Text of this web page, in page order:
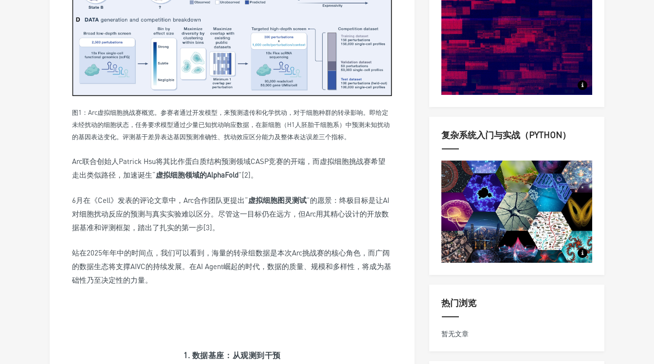
图1：Arc虚拟细胞挑战赛概览。参赛者通过开发模型，来预测遗传和化学扰动，对于细胞种群的转录影响。即给定
未经扰动的细胞状态，任务要求模型通过少量已知扰动响应数据，在新细胞（H1人胚胎干细胞系）中预测未知扰动
的基因表达变化。评测基于差异表达基因预测准确性、扰动效应区分能力及整体表达误差三个指标。
Arc联合创始人Patrick Hsu将其比作蛋白质结构预测领域CASP竞赛的开端，而虚拟细胞挑战赛希望
走出类似路径，加速诞生“虚拟细胞领域的AlphaFold”[2]。
6月在《Cell》发表的评论文章中，Arc合作团队更提出“虚拟细胞图灵测试”的愿景：终极目标是让AI
对细胞扰动反应的预测与真实实验难以区分。尽管这一目标仍在远方，但Arc用其精心设计的开放数
据基准和评测框架，踏出了扎实的第一步[3]。
站在2025年年中的时间点，我们可以看到，海量的转录组数据是本次Arc挑战赛的核心角色，而广阔
的数据生态将支撑AIVC的持续发展。在AI Agent崛起的时代，数据的质量、规模和多样性，将成为基
础性乃至决定性的力量。
1. 数据基座：从观测到干预
定量认识与科学调控复杂动态
复杂系统入门与实战（PYTHON）
科学家用来理解复杂系统的思
热门浏览
暂无文章